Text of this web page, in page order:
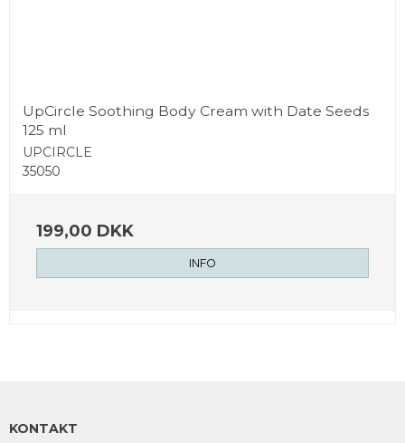
UpCircle Soothing Body Cream with Date Seeds
125 ml
UPCIRCLE
35050
199,00 DKK
INFO
KONTAKT